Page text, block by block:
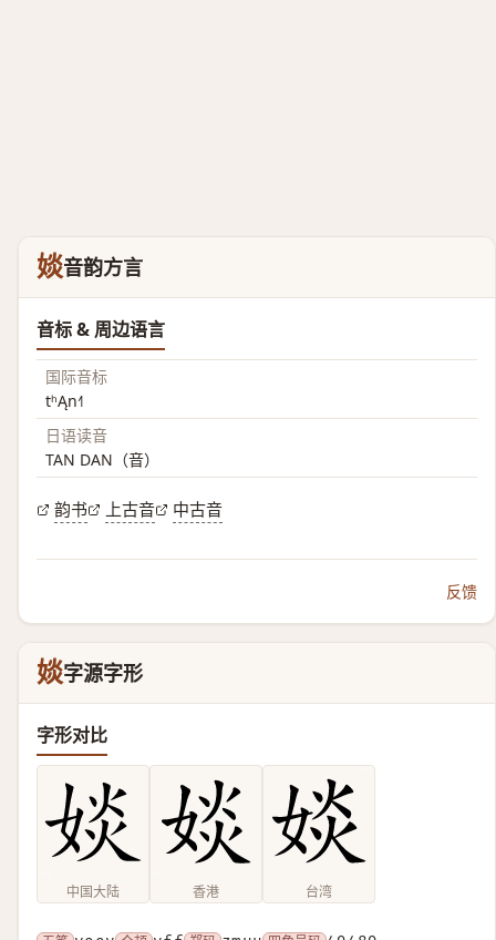
婒音韵方言
音标 & 周边语言
国际音标
tʰĄn˧˥
日语读音
TAN DAN（音）
韵书 上古音 中古音
反馈
婒字源字形
字形对比
中国大陆 香港 台湾